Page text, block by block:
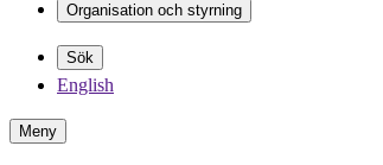
Organisation och styrning
Sök
English
Meny